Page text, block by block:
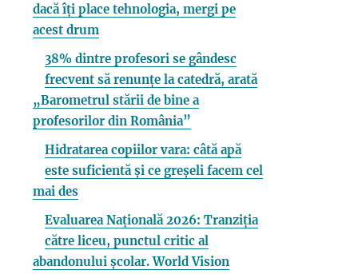
dacă îți place tehnologia, mergi pe
acest drum
38% dintre profesori se gândesc
frecvent să renunțe la catedră, arată
„Barometrul stării de bine a
profesorilor din România”
Hidratarea copiilor vara: câtă apă
este suficientă și ce greșeli facem cel
mai des
Evaluarea Națională 2026: Tranziția
către liceu, punctul critic al
abandonului școlar. World Vision